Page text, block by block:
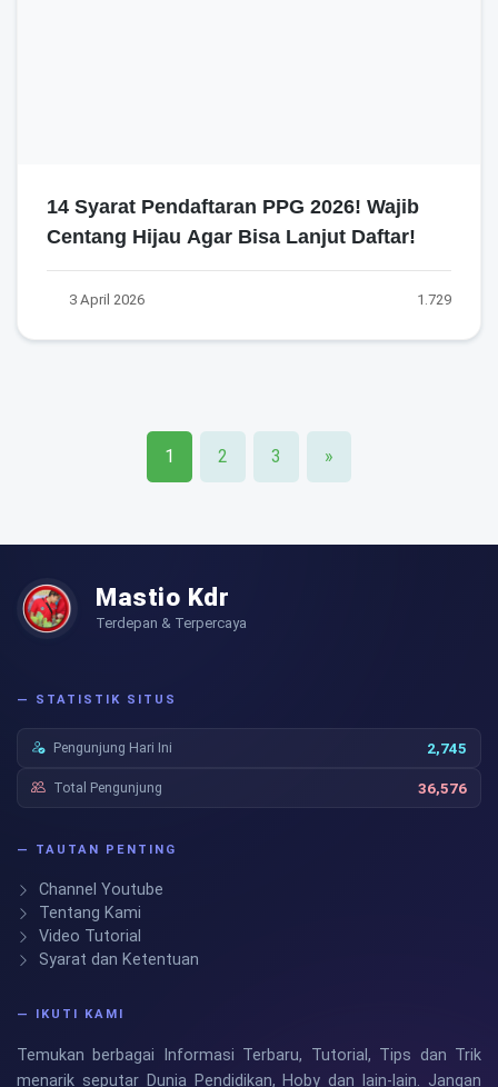
14 Syarat Pendaftaran PPG 2026! Wajib
Centang Hijau Agar Bisa Lanjut Daftar!
3 April 2026 1.729
1 2 3 »
Mastio Kdr
Terdepan & Terpercaya
— STATISTIK SITUS
Pengunjung Hari Ini 2,745
Total Pengunjung 36,576
— TAUTAN PENTING
Channel Youtube
Tentang Kami
Video Tutorial
Syarat dan Ketentuan
— IKUTI KAMI
Temukan berbagai Informasi Terbaru, Tutorial, Tips dan Trik
menarik seputar Dunia Pendidikan, Hoby dan lain-lain. Jangan